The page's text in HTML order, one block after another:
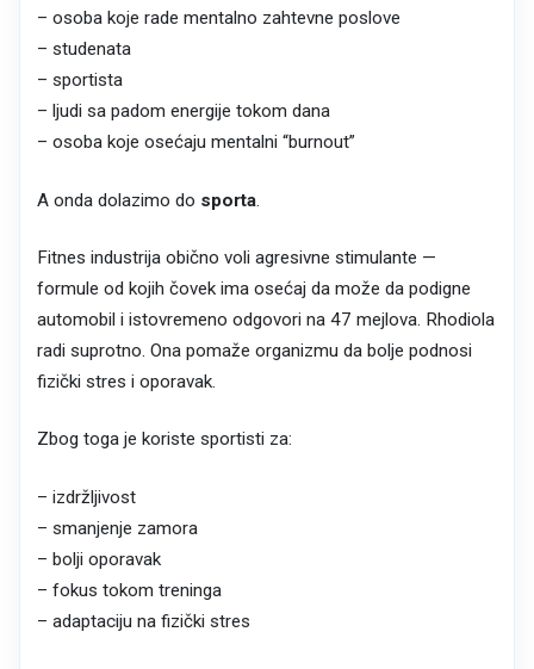
– osoba koje rade mentalno zahtevne poslove
– studenata
– sportista
– ljudi sa padom energije tokom dana
– osoba koje osećaju mentalni “burnout”
A onda dolazimo do sporta.
Fitnes industrija obično voli agresivne stimulante —
formule od kojih čovek ima osećaj da može da podigne
automobil i istovremeno odgovori na 47 mejlova. Rhodiola
radi suprotno. Ona pomaže organizmu da bolje podnosi
fizički stres i oporavak.
Zbog toga je koriste sportisti za:
– izdržljivost
– smanjenje zamora
– bolji oporavak
– fokus tokom treninga
– adaptaciju na fizički stres